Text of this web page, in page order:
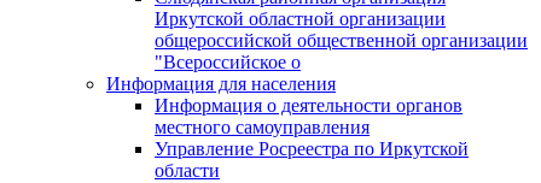
Иркутской областной организации
общероссийской общественной организации
"Всероссийское о
Информация для населения
Информация о деятельности органов
местного самоуправления
Управление Росреестра по Иркутской
области